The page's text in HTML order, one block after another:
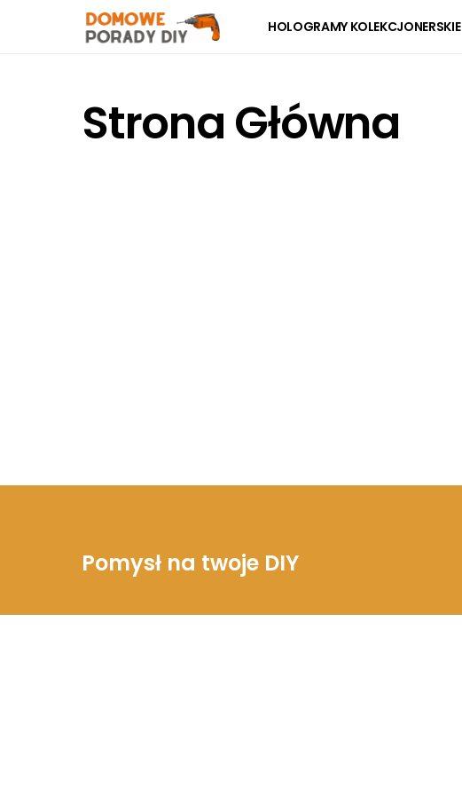
HOLOGRAMY KOLEKCJONERSKIE
Strona Główna
Pomysł na twoje DIY